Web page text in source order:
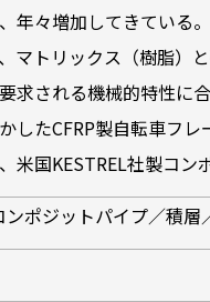
年々増加してきている
マトリックス（樹脂）
求される機械的特性に
したCFRP製自転車フ
米国KESTREL社製コン
ンポジットパイプ／積層